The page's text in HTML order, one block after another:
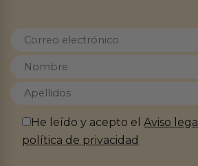
He leído y acepto elAviso legal
política de privacidad